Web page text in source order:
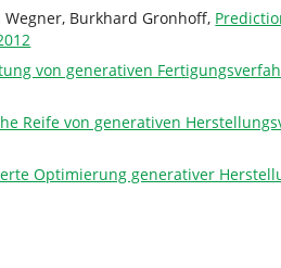
Burkhard Gronhoff,
von generativen
Reife von generativen
Optimierung generativer